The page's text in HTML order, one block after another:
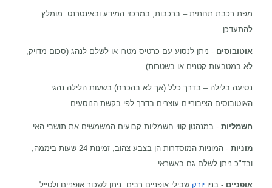
מפת רכבת תחתית – ברכבות, במרכזי המידע ובאינטרנט. מומלץ
להתעדכן.
אוטובוסים - ניתן לנסוע עם כרטיס מטרו או לשלם לנהג (סכום מדויק,
לא במטבעות קטנים או בשטרות).
נסיעה בלילה – בדרך כלל (אך לא בהכרח) בשעות הלילה נהגי
האוטובוסים הציבוריים עוצרים בדרך לפי בקשת הנוסעים.
חשמליות - במנהטן קווי חשמליות קבועים המשמשים את תושבי האי.
מוניות
- המוניות המוסדרות הן בצבע צהוב, זמינות 24 שעות ביממה,
ובד"כ ניתן לשלם גם באשראי.
אופניים - בניו יורק שבילי אופניים רבים. ניתן לשכור אופניים ולטייל